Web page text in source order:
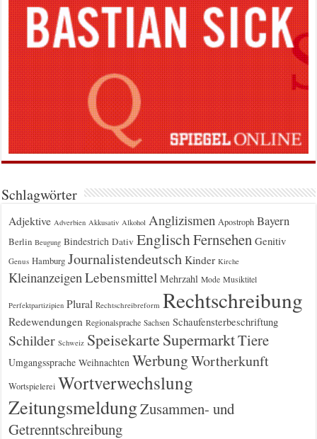
Schlagwörter
Adjektive Adverbien Akkusativ Alkohol Anglizismen Apostroph Bayern
Berlin Beugung Bindestrich Dativ EnglischFernsehen Genitiv
Genus Hamburg Journalistendeutsch Kinder Kirche
Kleinanzeigen Lebensmittel Mehrzahl Mode Musiktitel
Perfektpartizipien Plural Rechtschreibreform Rechtschreibung
Redewendungen Regionalsprache Sachsen Schaufensterbeschriftung
Schilder Schweiz Speisekarte SupermarktTiere
Umgangssprache Weihnachten WerbungWortherkunft
Wortspielerei Wortverwechslung
ZeitungsmeldungZusammen- und
Getrenntschreibung